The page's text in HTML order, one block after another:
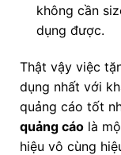
không cần
dụng được.
Thật vậy việc
dụng nhất với
quảng cáo tốt
quảng cáolà
hiệu vô cùng